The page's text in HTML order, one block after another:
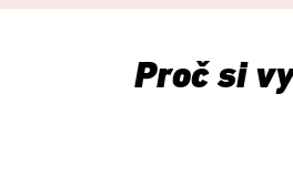
Proč si